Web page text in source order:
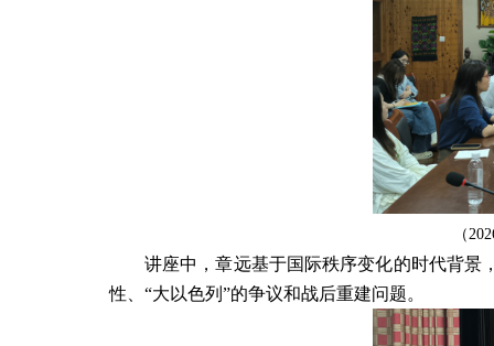
（
讲座中，章远基于国际秩序变化的时代背景
性、“大以色列”的争议和战后重建问题。